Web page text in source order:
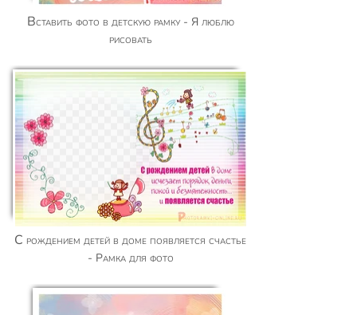
Вставить фото в детскую рамку - Я люблю
рисовать
С рождением детей в доме появляется счастье
- Рамка для фото